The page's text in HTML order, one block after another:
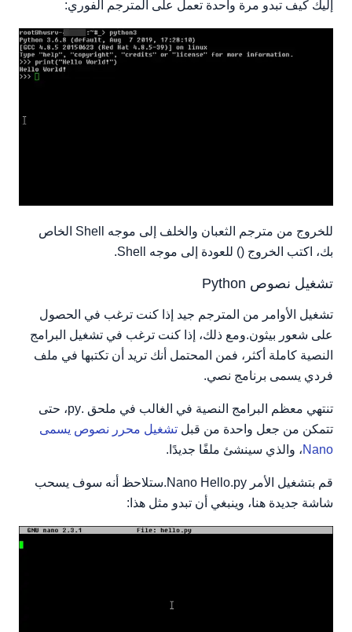
إليك كيف تبدو مرة واحدة تعمل على المترجم الفوري:
للخروج من مترجم الثعبان والخلف إلى موجه Shell الخاص
بك، اكتب الخروج () للعودة إلى موجه Shell.
تشغيل نصوص Python
تشغيل الأوامر من المترجم جيد إذا كنت ترغب في الحصول
على شعور بيثون.ومع ذلك، إذا كنت ترغب في تشغيل البرامج
النصية كاملة أكثر، فمن المحتمل أنك تريد أن تكتبها في ملف
فردي يسمى برنامج نصي.
تنتهي معظم البرامج النصية في الغالب في ملحق .py، حتى
تتمكن من جعل واحدة من قبل تشغيل محرر نصوص يسمى
Nano، والذي سينشئ ملفًا جديدًا.
قم بتشغيل الأمر Nano Hello.py.ستلاحظ أنه سوف يسحب
شاشة جديدة هنا، وينبغي أن تبدو مثل هذا: